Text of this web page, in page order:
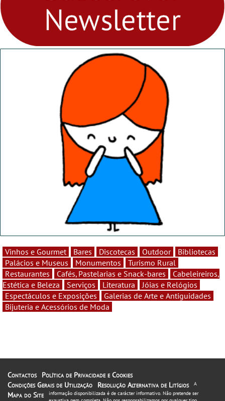
Vinhos e Gourmet Bares Discotecas Outdoor
Bibliotecas
Palácios e Museus
Monumentos
Turismo Rural
Restaurantes
Cafés, Pastelarias e Snack-bares
Cabeleireiros,
Estética e Beleza
Serviços Literatura
Jóias e Relógios
Espectáculos e Exposições
Galerias de Arte e Antiguidades
Bijuteria e Acessórios de Moda
Contactos
Política de Privacidade e Cookies
Condições Gerais de Utilização
Resolução Alternativa de Litígios
Mapa do Site
A
informação disponibilizada é de carácter informativo. Não pretende ser